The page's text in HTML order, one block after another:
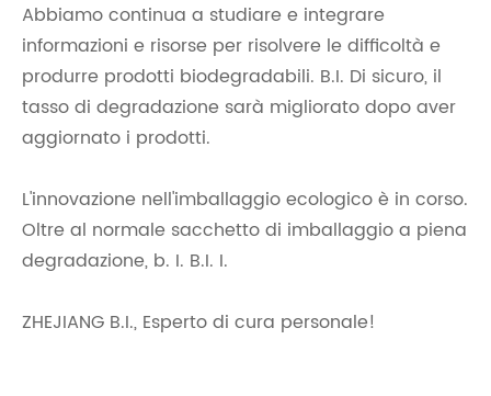
Abbiamo continua a studiare e integrare
informazioni e risorse per risolvere le difficoltà e
produrre prodotti biodegradabili. B.I. Di sicuro, il
tasso di degradazione sarà migliorato dopo aver
aggiornato i prodotti.
L'innovazione nell'imballaggio ecologico è in corso.
Oltre al normale sacchetto di imballaggio a piena
degradazione, b. I. B.I. I.
ZHEJIANG B.I., Esperto di cura personale!